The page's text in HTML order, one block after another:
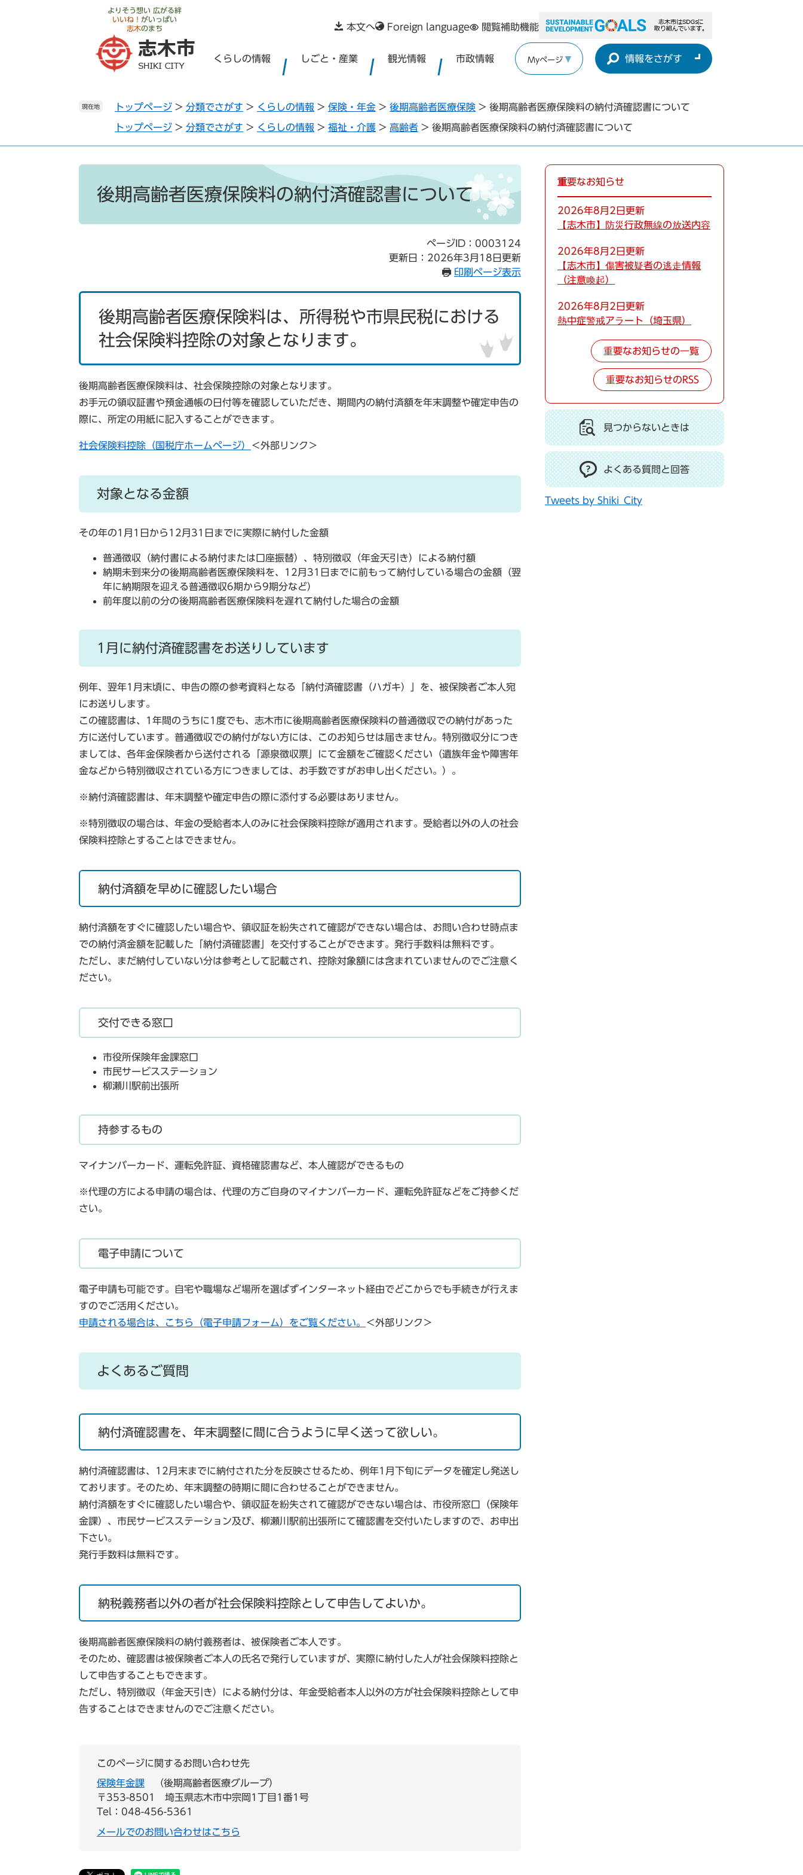
よりそう想い 広がる絆
いいね！ がいっぱい
志木のまち 本文へ Foreign language 閲覧補助機能
くらしの情報 しごと・産業 観光情報 市政情報 Myページ 情報をさがす
現在地 トップページ > 分類でさがす > くらしの情報 > 保険・年金 > 後期高齢者医療保険 > 後期高齢者医療保険料の納付済確認書について
トップページ > 分類でさがす > くらしの情報 > 福祉・介護 > 高齢者 > 後期高齢者医療保険料の納付済確認書について
後期高齢者医療保険料の納付済確認書について
ページID：0003124
更新日：2026年3月18日更新
印刷ページ表示
後期高齢者医療保険料は、所得税や市県民税における
社会保険料控除の対象となります。
後期高齢者医療保険料は、社会保険控除の対象となります。
お手元の領収証書や預金通帳の日付等を確認していただき、期間内の納付済額を年末調整や確定申告の
際に、所定の用紙に記入することができます。
社会保険料控除（国税庁ホームページ） ＜外部リンク＞
対象となる金額
その年の1月1日から12月31日までに実際に納付した金額
普通徴収（納付書による納付または口座振替）、特別徴収（年金天引き）による納付額
納期未到来分の後期高齢者医療保険料を、12月31日までに前もって納付している場合の金額（翌
年に納期限を迎える普通徴収6期から9期分など）
前年度以前の分の後期高齢者医療保険料を遅れて納付した場合の金額
1月に納付済確認書をお送りしています
例年、翌年1月末頃に、申告の際の参考資料となる「納付済確認書（ハガキ）」を、被保険者ご本人宛
にお送りします。
この確認書は、1年間のうちに1度でも、志木市に後期高齢者医療保険料の普通徴収での納付があった
方に送付しています。 普通徴収での納付がない方には、このお知らせは届きません。 特別徴収分につき
ましては、各年金保険者から送付される「源泉徴収票」にて金額をご確認ください（遺族年金や障害年
金などから特別徴収されている方につきましては、お手数ですがお申し出ください。）。
※納付済確認書は、 年末調整や確定申告の際に添付する必要はありません。
※特別徴収の場合は、年金の受給者本人のみに社会保険料控除が適用されます。受給者以外の人の社会
保険料控除とすることはできません。
納付済額を早めに確認したい場合
納付済額をすぐに確認したい場合や、領収証を紛失されて確認ができない場合は、お問い合わせ時点ま
での納付済金額を記載した「納付済確認書」を交付することができます。発行手数料は無料です。
ただし、まだ納付していない分は参考として記載され、控除対象額には含まれていませんのでご注意く
ださい。
交付できる窓口
市役所保険年金課窓口
市民サービスステーション
柳瀬川駅前出張所
持参するもの
マイナンバーカード、運転免許証、資格確認書など、本人確認ができるもの
※代理の方による申請の場合は、代理の方ご自身のマイナンバーカード、運転免許証などをご持参くだ
さい。
電子申請について
電子申請も可能です。自宅や職場など場所を選ばずインターネット経由でどこからでも手続きが行えま
すのでご活用ください。
申請される場合は、こちら（電子申請フォーム）をご覧ください。
＜外部リンク＞
よくあるご質問
納付済確認書を、年末調整に間に合うように早く送って欲しい。
納付済確認書は、12月末までに納付された分を反映させるため、例年1月下旬にデータを確定し発送し
ております。そのため、年末調整の時期に間に合わせることができません。
納付済額をすぐに確認したい場合や、領収証を紛失されて確認ができない場合は、市役所窓口（保険年
金課）、市民サービスステーション及び、柳瀬川駅前出張所にて確認書を交付いたしますので、お申出
下さい。
発行手数料は無料です。
納税義務者以外の者が社会保険料控除として申告してよいか。
後期高齢者医療保険料の納付義務者は、被保険者ご本人です。
そのため、確認書は被保険者ご本人の氏名で発行していますが、実際に納付した人が社会保険料控除と
して申告することもできます。
ただし、特別徴収（年金天引き）による納付分は、年金受給者本人以外の方が社会保険料控除として申
告することはできませんのでご注意ください。
このページに関するお問い合わせ先
保険年金課
後期高齢者医療グループ
〒353-8501
埼玉県志木市中宗岡1丁目1番1号
Tel：048-456-5361
メールでのお問い合わせはこちら
重要なお知らせ
2026年8月2日更新
【志木市】防災行政無線の放送内容
2026年8月2日更新
【志木市】傷害被疑者の逃走情報
（注意喚起）
2026年8月2日更新
熱中症警戒アラート（埼玉県）
重要なお知らせの一覧
重要なお知らせのRSS
見つからないときは
よくある質問と回答
Tweets by Shiki_City